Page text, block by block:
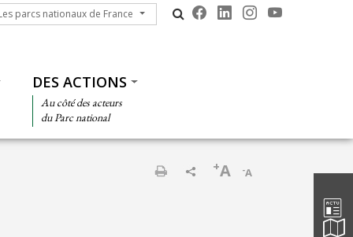
parcs nationaux de France
parcs nationaux de France
DES ACTIONS
Au côté des acteurs
du Parc national
-A
+A